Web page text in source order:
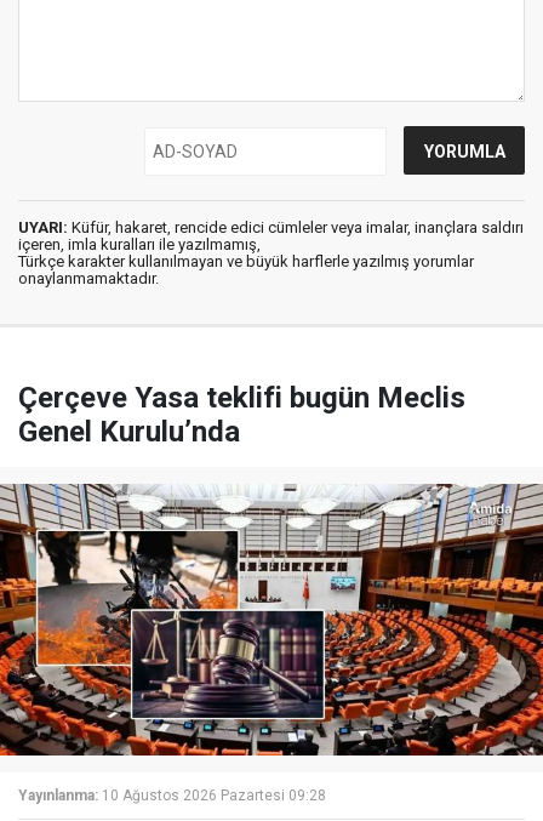
UYARI: Küfür, hakaret, rencide edici cümleler veya imalar, inançlara saldırı
içeren, imla kuralları ile yazılmamış,
Türkçe karakter kullanılmayan ve büyük harflerle yazılmış yorumlar
onaylanmamaktadır.
Çerçeve Yasa teklifi bugün Meclis
Genel Kurulu’nda
Yayınlanma: 10 Ağustos 2026 Pazartesi 09:28